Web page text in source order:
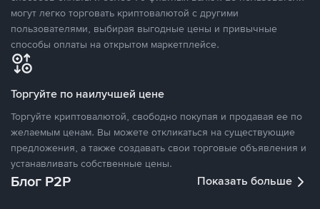
могут легко торговать криптовалютой с другими
пользователями, выбирая выгодные цены и привычные
способы оплаты на открытом маркетплейсе.
Торгуйте по наилучшей цене
Торгуйте криптовалютой, свободно покупая и продавая ее по
желаемым ценам. Вы можете откликаться на существующие
предложения, а также создавать свои торговые объявления и
устанавливать собственные цены.
Блог P2P Показать больше